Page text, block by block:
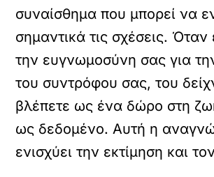
συναίσθημα που μπορεί να
σημαντικά τις σχέσεις. Όταν
την ευγνωμοσύνη σας για
του συντρόφου σας, του
βλέπετε ως ένα δώρο στη
ως δεδομένο. Αυτή η
ενισχύει την εκτίμηση και